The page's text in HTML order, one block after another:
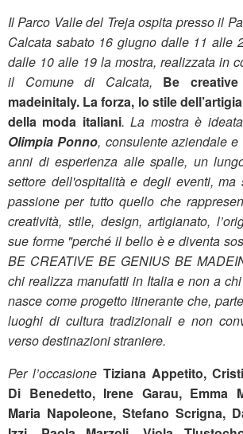
Il Parco Valle del Treja ospita presso il
Calcata sabato 16 giugno dalle 11 alle
dalle 10 alle 19 la mostra, realizzata in
il Comune di Calcata, Be
madeinitaly. La forza, lo stile
della moda italiani. La mostra è
Olimpia Ponno, consulente aziendale
anni di esperienza alle spalle, un
settore dell'ospitalità e degli eventi, ma
passione per tutto quello che
creatività, stile, design, artigianato,
sue forme "perché il bello è e diventa
BE CREATIVE BE GENIUS BE
chi realizza manufatti in Italia e non a
nasce come progetto itinerante che,
luoghi di cultura tradizionali e non
verso destinazioni straniere.
Per l’occasione Tiziana Appetito,
Di Benedetto, Irene Garau, Emma
Maria Napoleone, Stefano Scrigna,